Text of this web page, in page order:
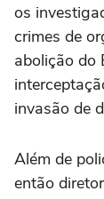
os
crimes de
abolição do
invasão de
Além de
então